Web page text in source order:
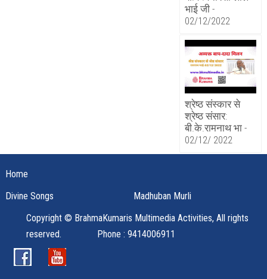
भाई जी -
02/12/2022
श्रेष्ठ संस्कार से
श्रेष्ठ संसार:
बी.के.रामनाथ भा -
02/12/ 2022
Home
Divine Songs
Madhuban Murli
Copyright © BrahmaKumaris Multimedia Activities, All rights
reserved.
Phone : 9414006911